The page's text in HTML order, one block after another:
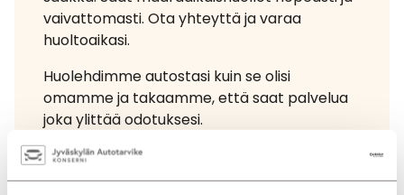
vaivattomasti. Ota yhteyttä ja varaa
huoltoaikasi.
Huolehdimme autostasi kuin se olisi
omamme ja takaamme, että saat palvelua
joka ylittää odotuksesi.
Autohuollon aikana on myös oiva hetki
tutustua laajaan autovalikoimaamme.